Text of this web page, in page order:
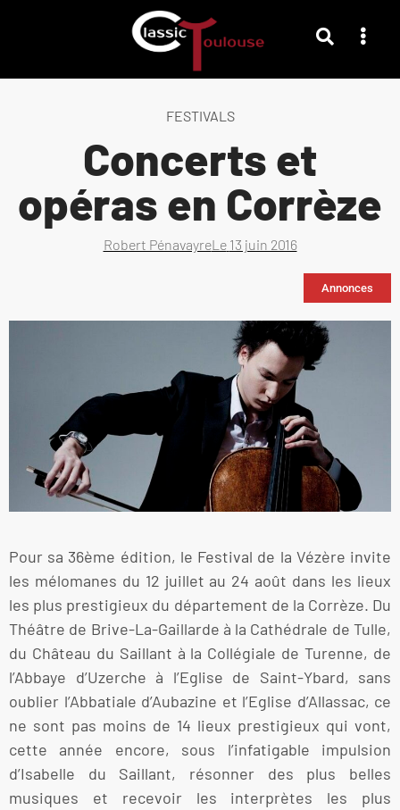
FESTIVALS
Concerts et
opéras en Corrèze
Robert PénavayreLe 13 juin 2016
Annonces
Pour sa 36ème édition, le Festival de la Vézère invite
les mélomanes du 12 juillet au 24 août dans les lieux
les plus prestigieux du département de la Corrèze. Du
Théâtre de Brive-La-Gaillarde à la Cathédrale de Tulle,
du Château du Saillant à la Collégiale de Turenne, de
l’Abbaye d’Uzerche à l’Eglise de Saint-Ybard, sans
oublier l’Abbatiale d’Aubazine et l’Eglise d’Allassac, ce
ne sont pas moins de 14 lieux prestigieux qui vont,
cette année encore, sous l’infatigable impulsion
d’Isabelle du Saillant, résonner des plus belles
musiques et recevoir les interprètes les plus